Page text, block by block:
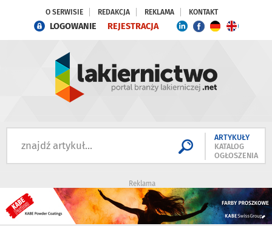
O SERWISIE REDAKCJA REKLAMA KONTAKT
LOGOWANIE REJESTRACJA
ARTYKUŁY
KATALOG
OGŁOSZENIA
Reklama